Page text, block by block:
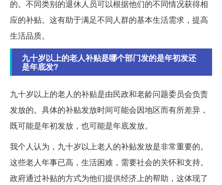
的。不同类别的退休人员可以根据他们的不同情况获得相
应的补贴。这有助于满足不同人群的基本生活需求，提高
生活品质。
九十岁以上的老人补贴是哪个部门发的是年初发还
是年底发?
九十岁以上的老人的补贴是由民政和老龄问题委员会负责
发放的。具体的补贴发放时间可能会因地区而有所差异，
既可能是年初发放，也可能是年底发放。
我个人认为，九十岁以上老人的补贴发放是非常重要的。
这些老人年事已高，生活困难，需要社会的关怀和支持。
政府通过补贴的方式为他们提供经济上的帮助，这体现了